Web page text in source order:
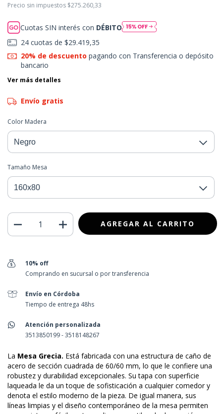
Precio sin impuestos $275.260,33
Cuotas SIN interés con DÉBITO
24 cuotas de $29.419,35
20% de descuento pagando con Transferencia o depósito
bancario
Ver más detalles
Envío gratis
Color Madera
Tamaño Mesa
10% off
Comprando en sucursal o por transferencia
Envío en Córdoba
Tiempo de entrega 48hs
Atención personalizada
3513850199 - 3518148267
La Mesa Grecia. Está fabricada con una estructura de caño de
acero de sección cuadrada de 60/60 mm, lo que le confiere una
robustez y durabilidad excepcionales. Su tapa con superficie
laqueada le da un toque de sofisticación a cualquier comedor y
denota el estilo moderno de la pieza. De igual manera, sus
líneas limpias y el diseño contemporáneo de la mesa permiten